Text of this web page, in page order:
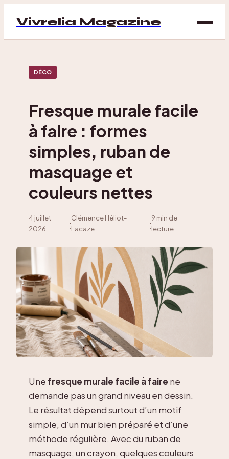
Vivrelia Magazine
DÉCO
Fresque murale facile
à faire : formes
simples, ruban de
masquage et
couleurs nettes
4 juillet
2026
·
Clémence Héliot-
Lacaze
·
9 min de
lecture
Une fresque murale facile à faire ne
demande pas un grand niveau en dessin.
Le résultat dépend surtout d’un motif
simple, d’un mur bien préparé et d’une
méthode régulière. Avec du ruban de
masquage, un crayon, quelques couleurs